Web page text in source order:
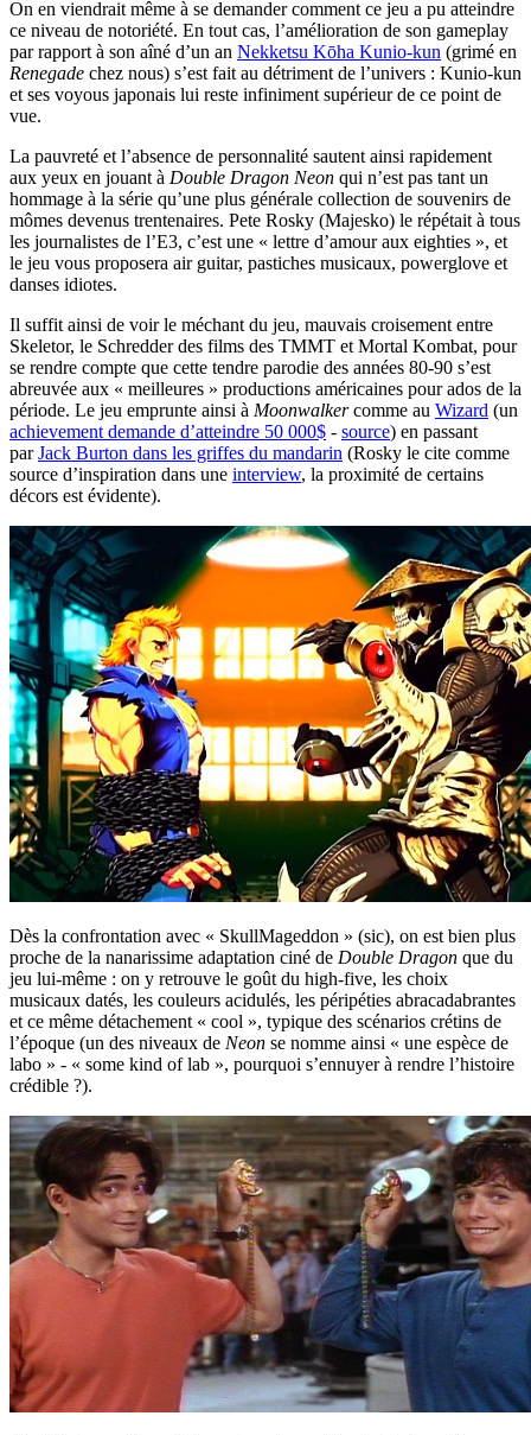
On en viendrait même à se demander comment ce jeu a pu atteindre
ce niveau de notoriété. En tout cas, l’amélioration de son gameplay
par rapport à son aîné d’un an Nekketsu Kōha Kunio-kun (grimé en
Renegade chez nous) s’est fait au détriment de l’univers : Kunio-kun
et ses voyous japonais lui reste infiniment supérieur de ce point de
vue.
La pauvreté et l’absence de personnalité sautent ainsi rapidement
aux yeux en jouant à Double Dragon Neon qui n’est pas tant un
hommage à la série qu’une plus générale collection de souvenirs de
mômes devenus trentenaires. Pete Rosky (Majesko) le répétait à tous
les journalistes de l’E3, c’est une « lettre d’amour aux eighties », et
le jeu vous proposera air guitar, pastiches musicaux, powerglove et
danses idiotes.
Il suffit ainsi de voir le méchant du jeu, mauvais croisement entre
Skeletor, le Schredder des films des TMMT et Mortal Kombat, pour
se rendre compte que cette tendre parodie des années 80-90 s’est
abreuvée aux « meilleures » productions américaines pour ados de la
période. Le jeu emprunte ainsi à Moonwalkercomme au Wizard (un
achievement demande d’atteindre 50 000$ - source) en passant
parJack Burton dans les griffes du mandarin (Rosky le cite comme
source d’inspiration dans une interview, la proximité de certains
décors est évidente).
Dès la confrontation avec « SkullMageddon » (sic), on est bien plus
proche de la nanarissime adaptation ciné de Double Dragon que du
jeu lui-même : on y retrouve le goût du high-five, les choix
musicaux datés, les couleurs acidulés, les péripéties abracadabrantes
et ce même détachement « cool », typique des scénarios crétins de
l’époque (un des niveaux de Neon se nomme ainsi « une espèce de
labo » - « some kind of lab », pourquoi s’ennuyer à rendre l’histoire
crédible ?).